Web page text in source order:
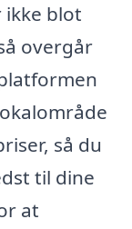
ikke blot
overgår
så du
til dine
at